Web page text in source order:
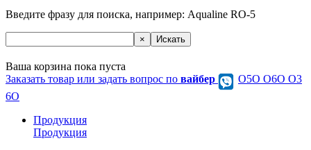
Введите фразу для поиска, например: Aqualine RO-5
Ваша корзина пока пуста
Заказать товар или задать вопрос по вайбер
О5О O6O O3
6O
Продукция
Продукция